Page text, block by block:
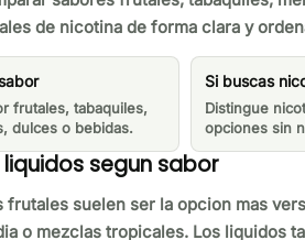
de nicotina de forma clara y
frutales, tabaquiles,
dulces o bebidas.
Si buscas
Distingue
opciones sin
segun sabor
frutales suelen ser la opcion mas
o mezclas tropicales. Los liquidos